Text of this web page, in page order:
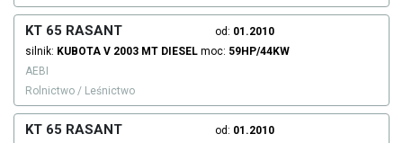
KT 65 RASANT od: 01.2010
silnik: KUBOTA V 2003 MT DIESEL moc: 59HP/44KW
AEBI
Rolnictwo / Leśnictwo
KT 65 RASANT od: 01.2010